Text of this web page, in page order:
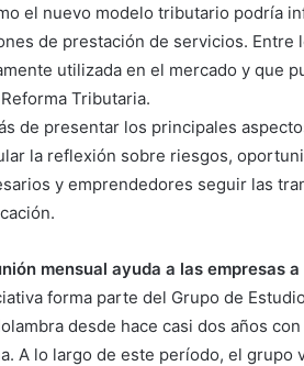
el nuevo modelo tributario podría
de prestación de servicios. Entre
utilizada en el mercado y que
Tributaria.
de presentar los principales
la reflexión sobre riesgos,
y emprendedores seguir las
mensual ayuda a las empresas
forma parte del Grupo de
desde hace casi dos años
A lo largo de este período, el